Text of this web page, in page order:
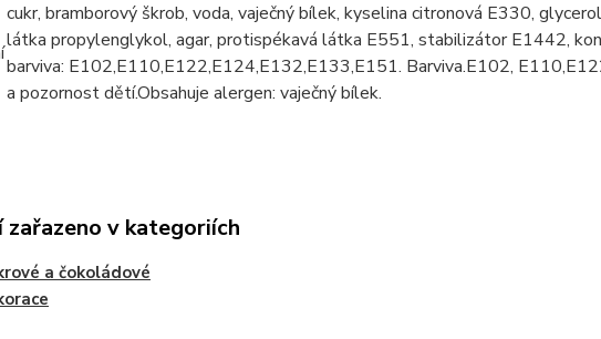
cukr, bramborový škrob, voda, vaječný bílek, kyselina citronová E330,
látka propylenglykol, agar, protispékavá látka E551, stabilizátor E1442,
barviva: E102,E110,E122,E124,E132,E133,E151. Barviva.E102,
a pozornost dětí.Obsahuje alergen: vaječný bílek.
zařazeno v kategoriích
a čokoládové